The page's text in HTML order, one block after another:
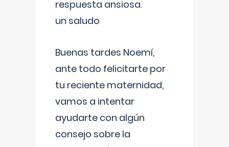
respuesta ansiosa.
un saludo
Buenas tardes Noemí,
ante todo felicitarte por
tu reciente maternidad,
vamos a intentar
ayudarte con algún
consejo sobre la